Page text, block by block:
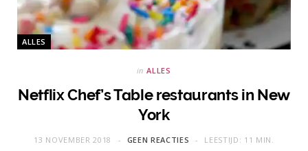
ALLES
in ALLES
Netflix Chef’s Table restaurants in New
York
13 NOVEMBER 2018 GEEN REACTIES LEESTIJD: 11 MIN.